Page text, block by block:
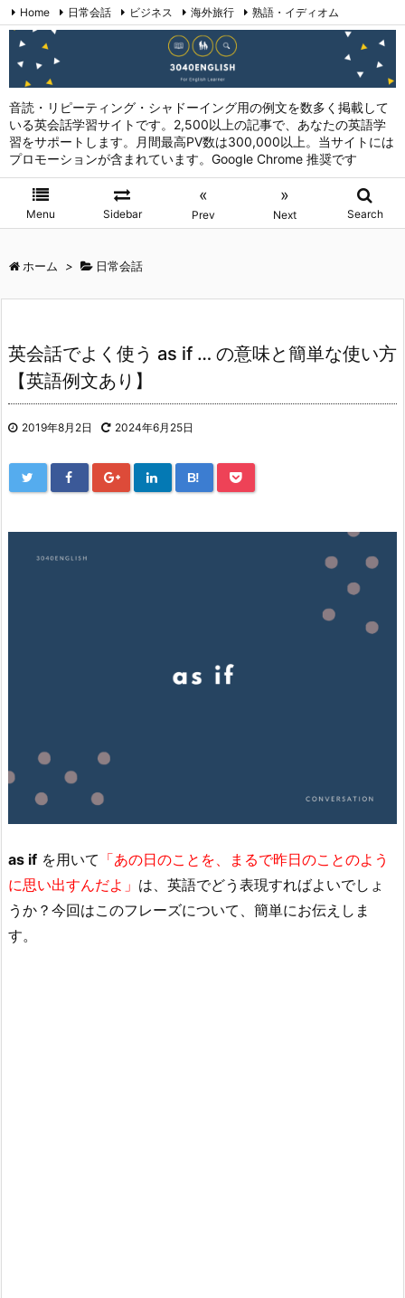
音読・リピーティング・シャドーイング用の例文を数多く掲載して
いる英会話学習サイトです。2,500以上の記事で、あなたの英語学
習をサポートします。月間最高PV数は300,000以上。当サイトには
プロモーションが含まれています。Google Chrome 推奨です
Menu Sidebar
«
Prev
»
Next Search
Home 日常会話 ビジネス 海外旅行
熟語・イディオム
英会話表現 (日本語→英語)
お問い合わせ
ホーム > 日常会話
英会話でよく使う as if … の意味と簡単な使い方
【英語例文あり】
2019年8月2日 2024年6月25日
B!
as if を用いて 「あの日のことを、まるで昨日のことのよう
に思い出すんだよ」 は、英語でどう表現すればよいでしょ
うか？今回はこのフレーズについて、簡単にお伝えしま
す。